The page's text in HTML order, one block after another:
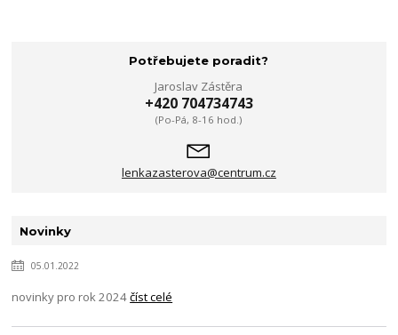
Potřebujete poradit?
Jaroslav Zástěra
+420 704734743
(Po-Pá, 8-16 hod.)
lenkazasterova@centrum.cz
Novinky
05.01.2022
novinky pro rok 2024číst celé